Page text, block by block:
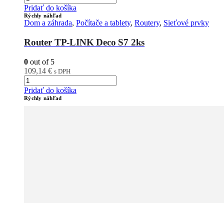
Pridať do košíka
Rýchly náhľad
Dom a záhrada, Počítače a tablety, Routery, Sieťové prvky
Router TP-LINK Deco S7 2ks
0 out of 5
109,14 € s DPH
Pridať do košíka
Rýchly náhľad